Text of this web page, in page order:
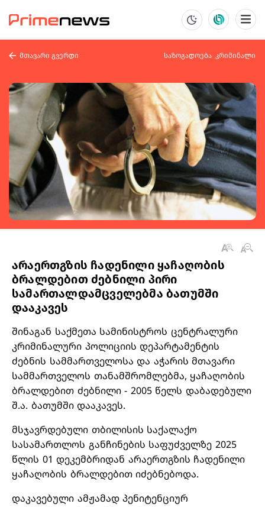
მთავარი გვერდი საზოგადოება კრიმინალი
არაერთგზის ჩადენილი ყაჩაღობის
ბრალდებით ძებნილი პირი
სამართალდამცველებმა ბათუმში
დააკავეს
შინაგან საქმეთა სამინისტროს ცენტრალური
კრიმინალური პოლიციის დეპარტამენტის
ძებნის სამმართველოსა და აჭარის მთავარი
სამმართველოს თანამშრომლებმა, ყაჩაღობის
ბრალდებით ძებნილი - 2005 წელს დაბადებული
შ.ა. ბათუმში დააკავეს.
მსჯავრდებული თბილისის საქალაქო
სასამართლოს განჩინების საფუძველზე 2025
წლის 01 დეკემბრიდან არაერთგზის ჩადენილი
ყაჩაღობის ბრალდებით იძებნებოდა.
დაკავებული ამჟამად პენიტენციურ